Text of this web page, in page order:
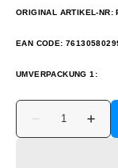
ORIGINAL ARTIKEL-NR:
EAN CODE:
UMVERPACKUNG 1:
Verringere
die
Anzahl
Erhöhe
die